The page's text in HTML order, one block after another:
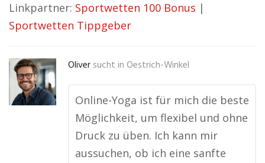
Linkpartner: Sportwetten 100 Bonus |
Sportwetten Tippgeber
Oliver sucht in Oestrich-Winkel
Online-Yoga ist für mich die beste
Möglichkeit, um flexibel und ohne
Druck zu üben. Ich kann mir
aussuchen, ob ich eine sanfte